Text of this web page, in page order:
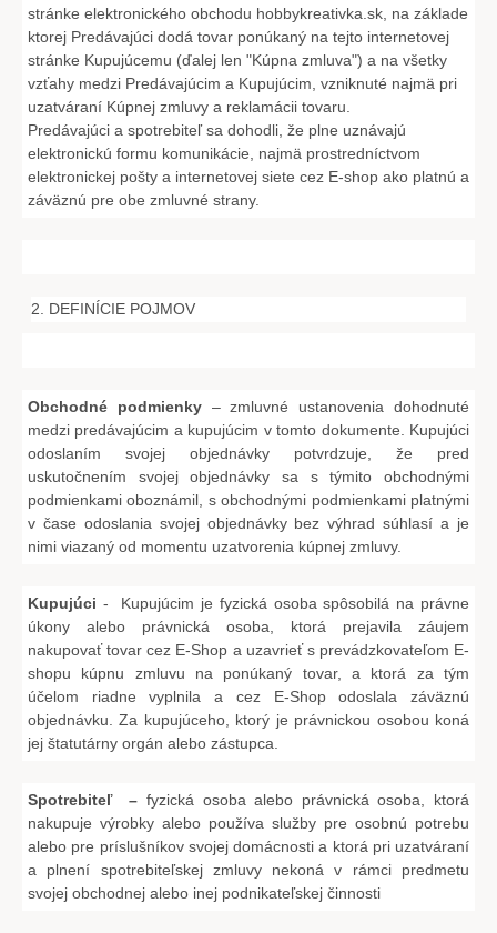
stránke elektronického obchodu hobbykreativka.sk, na základe
ktorej Predávajúci dodá tovar ponúkaný na tejto internetovej
stránke Kupujúcemu (ďalej len "Kúpna zmluva") a na všetky
vzťahy medzi Predávajúcim a Kupujúcim, vzniknuté najmä pri
uzatváraní Kúpnej zmluvy a reklamácii tovaru.
Predávajúci a spotrebiteľ sa dohodli, že plne uznávajú
elektronickú formu komunikácie, najmä prostredníctvom
elektronickej pošty a internetovej siete cez E-shop ako platnú a
záväznú pre obe zmluvné strany.
2. DEFINÍCIE POJMOV
Obchodné podmienky– zmluvné ustanovenia dohodnuté
medzi predávajúcim a kupujúcim v tomto dokumente. Kupujúci
odoslaním svojej objednávky potvrdzuje, že pred
uskutočnením svojej objednávky sa s týmito obchodnými
podmienkami oboznámil, s obchodnými podmienkami platnými
v čase odoslania svojej objednávky bez výhrad súhlasí a je
nimi viazaný od momentu uzatvorenia kúpnej zmluvy.
Kupujúci - Kupujúcim je fyzická osoba spôsobilá na právne
úkony alebo právnická osoba, ktorá prejavila záujem
nakupovať tovar cez E-Shop a uzavrieť s prevádzkovateľom E-
shopu kúpnu zmluvu na ponúkaný tovar, a ktorá za tým
účelom riadne vyplnila a cez E-Shop odoslala záväznú
objednávku. Za kupujúceho, ktorý je právnickou osobou koná
jej štatutárny orgán alebo zástupca.
Spotrebiteľ – fyzická osoba alebo právnická osoba, ktorá
nakupuje výrobky alebo používa služby pre osobnú potrebu
alebo pre príslušníkov svojej domácnosti a ktorá pri uzatváraní
a plnení spotrebiteľskej zmluvy nekoná v rámci predmetu
svojej obchodnej alebo inej podnikateľskej činnosti